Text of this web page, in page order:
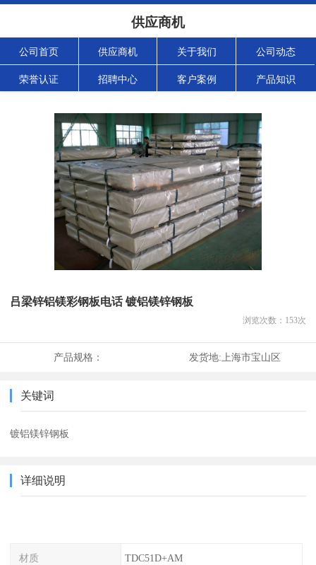
供应商机
公司首页 供应商机 关于我们 公司动态
荣誉认证 招聘中心 客户案例 产品知识
吕梁锌铝镁彩钢板电话 镀铝镁锌钢板
浏览次数： 153次
产品规格： 发货地: 上海市宝山区
关键词
镀铝镁锌钢板
详细说明
材质 TDC51D+AM